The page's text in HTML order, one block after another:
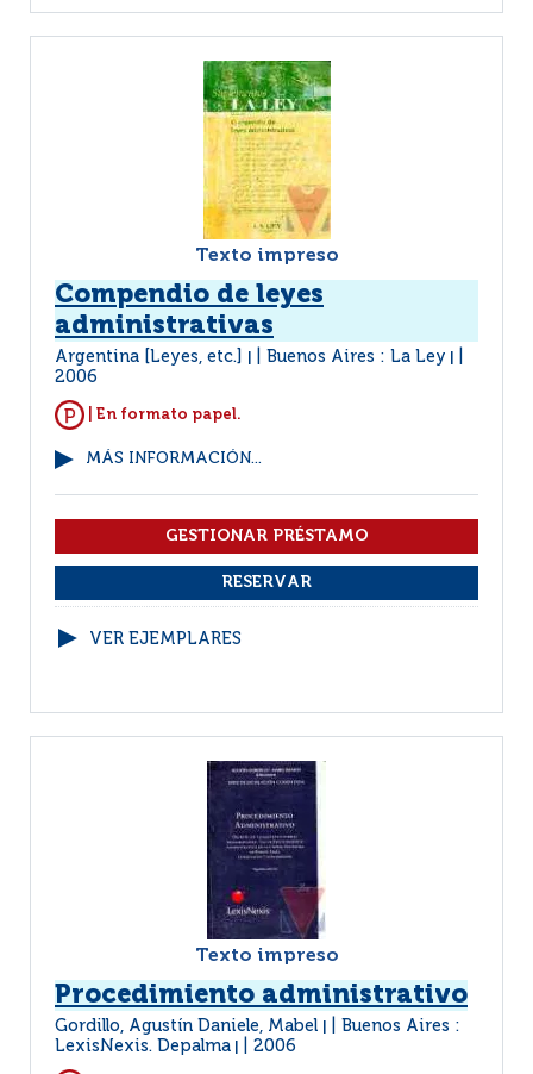
Texto impreso
Compendio de leyes
administrativas
Argentina [Leyes, etc.] Buenos Aires : La Ley
2006
| En formato papel.
MÁS INFORMACIÓN...
VER EJEMPLARES
Texto impreso
Procedimiento administrativo
Gordillo, Agustín Daniele, Mabel
Buenos Aires :
LexisNexis. Depalma
2006